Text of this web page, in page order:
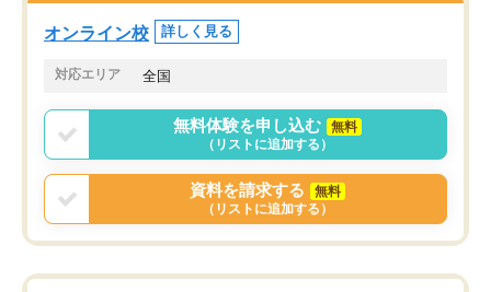
オンライン校 詳しく見る
対応エリア 全国
無料体験を申し込む
無料
（リストに追加する）
資料を請求する
無料
（リストに追加する）